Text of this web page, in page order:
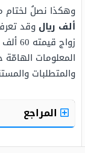
وهكذا نصلُ لختام
ألف ريال وقد
المعلومات
والمتطلبات
المراجع